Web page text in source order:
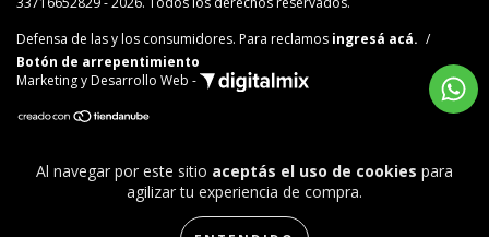
Al navegar por este sitio aceptás el uso de cookies para
agilizar tu experiencia de compra.
Defensa de las y los consumidores. Para reclamos ingresá acá. /
Botón de arrepentimiento
Marketing y Desarrollo Web -